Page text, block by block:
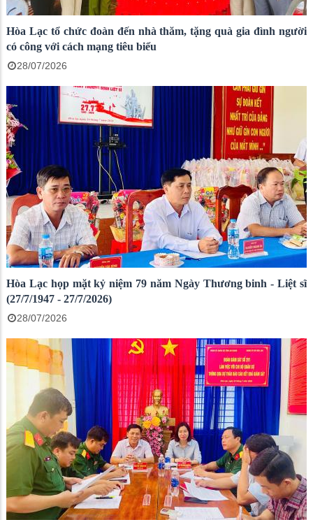
Hòa Lạc tổ chức đoàn đến nhà thăm, tặng quà gia đình người
có công với cách mạng tiêu biểu
28/07/2026
Hòa Lạc họp mặt kỷ niệm 79 năm Ngày Thương binh - Liệt sĩ
(27/7/1947 - 27/7/2026)
28/07/2026